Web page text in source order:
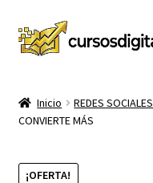
Ir
a
Ir
al
TIENDA
CURSOS
Inicio REDES SOCIALES
CONVIERTE MÁS
¡OFERTA!